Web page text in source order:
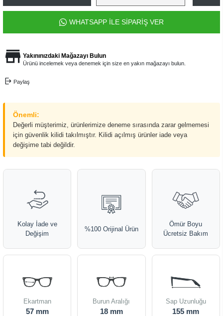
WHATSAPP İLE SİPARİŞ VER
Yakınınızdaki Mağazayı Bulun
Ürünü incelemek veya denemek için size en yakın mağazayı bulun.
Paylaş
Önemli:
Değerli müşterimiz, ürünlerimize deneme sırasında zarar gelmemesi
için güvenlik kilidi takılmıştır. Kilidi açılmış ürünler iade veya
değişime tabi değildir.
Kolay İade ve
Değişim
%100 Orijinal Ürün
Ömür Boyu
Ücretsiz Bakım
Ekartman
57 mm
Burun Aralığı
18 mm
Sap Uzunluğu
155 mm